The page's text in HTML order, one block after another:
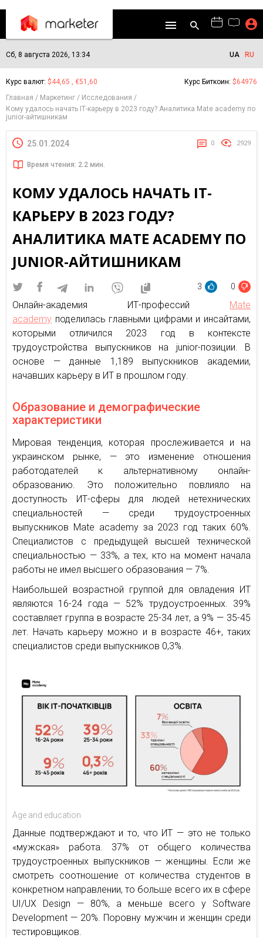
Сб, 8 августа 2026, 13:34 UA RU
Курс валют: $44,65 , €51,60 Курс Биткоин: $64976
Главная
Маркетинг
Исследования
Кому удалось начать ІТ-карьеру в 2023 году? Аналитика Mate academy по
junior-айтишникам
25.01.2024 0 2929
Время чтения: 2.2 мин.
КОМУ УДАЛОСЬ НАЧАТЬ ІТ-
КАРЬЕРУ В 2023 ГОДУ?
АНАЛИТИКА MATE ACADEMY ПО
JUNIOR-АЙТИШНИКАМ
3 0
Онлайн-академия ИТ-профессий Mate
academy поделилась главными цифрами и инсайтами,
которыми отличился 2023 год в контексте
трудоустройства выпускников на junior-позиции. В
основе — данные 1,189 выпускников академии,
начавших карьеру в ИТ в прошлом году.
Образование и демографические
характеристики
Мировая тенденция, которая прослеживается и на
украинском рынке, — это изменение отношения
работодателей к альтернативному онлайн-
образованию. Это положительно повлияло на
доступность ИТ-сферы для людей нетехнических
специальностей — среди трудоустроенных
выпускников Mate academy за 2023 год таких 60%.
Специалистов с предыдущей высшей технической
специальностью — 33%, а тех, кто на момент начала
работы не имел высшего образования — 7%.
Наибольшей возрастной группой для овладения ИТ
являются 16-24 года — 52% трудоустроенных. 39%
составляет группа в возрасте 25-34 лет, а 9% — 35-45
лет. Начать карьеру можно и в возрасте 46+, таких
специалистов среди выпускников 0,3%.
Age and education
Данные подтверждают и то, что ИТ — это не только
«мужская» работа. 37% от общего количества
трудоустроенных выпускников — женщины. Если же
смотреть соотношение от количества студентов в
конкретном направлении, то больше всего их в сфере
UI/UX Design — 80%, а меньше всего у Software
Development — 20%. Поровну мужчин и женщин среди
тестировщиков.